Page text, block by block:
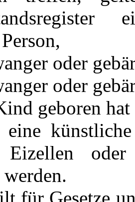
oder
oder
geboren
oder
für Gesetze